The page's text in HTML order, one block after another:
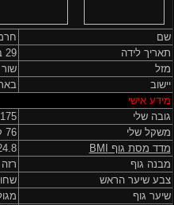
שם
תאריך לידה
29 באפריל 2001
מזל
שור
יישוב
מידע אישי
גובה שלי
175 ס"מ
משקל שלי
76 ק"ג
מדד מסת גוף
BMI
מבנה גוף
רזה
צבע שיער הראש
שיער גוף